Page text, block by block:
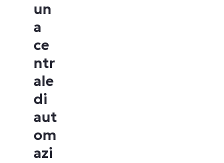
un
a
ce
ntr
ale
di
aut
om
azi